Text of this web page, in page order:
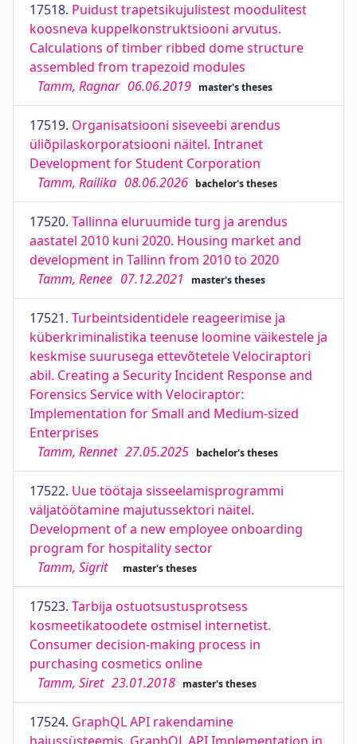
17518. Puidust trapetsikujulistest moodulitest
koosneva kuppelkonstruktsiooni arvutus.
Calculations of timber ribbed dome structure
assembled from trapezoid modules
Tamm, Ragnar 06.06.2019 master's theses
17519. Organisatsiooni siseveebi arendus
üliõpilaskorporatsiooni näitel. Intranet
Development for Student Corporation
Tamm, Railika 08.06.2026 bachelor's theses
17520. Tallinna eluruumide turg ja arendus
aastatel 2010 kuni 2020. Housing market and
development in Tallinn from 2010 to 2020
Tamm, Renee 07.12.2021 master's theses
17521. Turbeintsidentidele reageerimise ja
küberkriminalistika teenuse loomine väikestele ja
keskmise suurusega ettevõtetele Velociraptori
abil. Creating a Security Incident Response and
Forensics Service with Velociraptor:
Implementation for Small and Medium-sized
Enterprises
Tamm, Rennet 27.05.2025 bachelor's theses
17522. Uue töötaja sisseelamisprogrammi
väljatöötamine majutussektori näitel.
Development of a new employee onboarding
program for hospitality sector
Tamm, Sigrit
master's theses
17523. Tarbija ostuotsustusprotsess
kosmeetikatoodete ostmisel internetist.
Consumer decision-making process in
purchasing cosmetics online
Tamm, Siret 23.01.2018 master's theses
17524. GraphQL API rakendamine